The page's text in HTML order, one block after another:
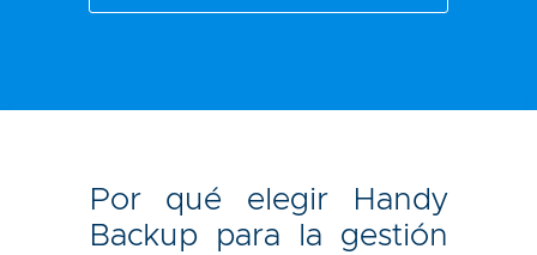
Por qué elegir Handy
Backup para la gestión